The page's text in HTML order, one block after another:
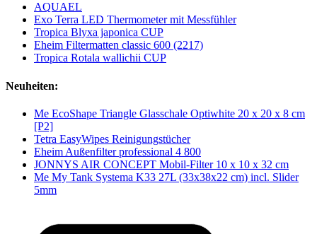
AQUAEL
Exo Terra LED Thermometer mit Messfühler
Tropica Blyxa japonica CUP
Eheim Filtermatten classic 600 (2217)
Tropica Rotala wallichii CUP
Neuheiten:
Me EcoShape Triangle Glasschale Optiwhite 20 x 20 x 8 cm
[P2]
Tetra EasyWipes Reinigungstücher
Eheim Außenfilter professional 4 800
JONNYS AIR CONCEPT Mobil-Filter 10 x 10 x 32 cm
Me My Tank Systema K33 27L (33x38x22 cm) incl. Slider
5mm